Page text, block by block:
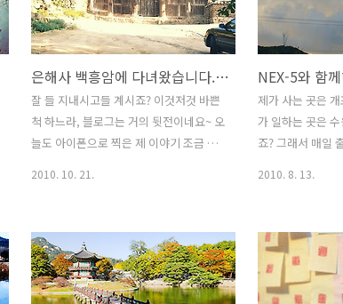
은해사 백흥암에 다녀왔습니다. (오는길에 여주 아울렛도~^^)
잘 들 지내시고들 계시죠? 이것저것 바쁜
척 하느라, 블로그는 거의 뒷전이네요~ 오
늘도 아이폰으로 찍은 제 이야기 조금 하
흥암이란 암자입니다. 작은 암자지만, 백
흥암의 극락전과 그 안의 수미단은 보물
로 지정되어 있을정도로 유명하답니다.
백 흥 암 ::: 경상북도 영천시 청통면 팔공
2010. 10. 21.
제가 사는 곳은
가 일하는 곳은
죠? 그래서 매일
고속도로였습니
가 금방이라, 서
타면 30분 초반
나, 문제는 항상
2010. 8. 13.